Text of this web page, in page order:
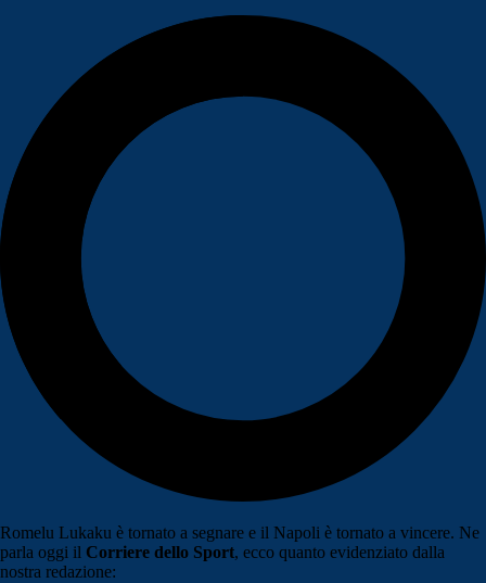
Romelu Lukaku è tornato a segnare e il Napoli è tornato a vincere. Ne
parla oggi il Corriere dello Sport, ecco quanto evidenziato dalla
nostra redazione: